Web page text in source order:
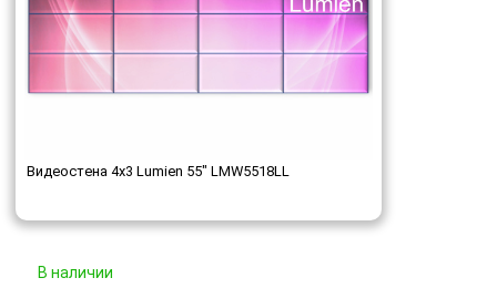
Видеостена 4x3 Lumien 55" LMW5518LL
В наличии